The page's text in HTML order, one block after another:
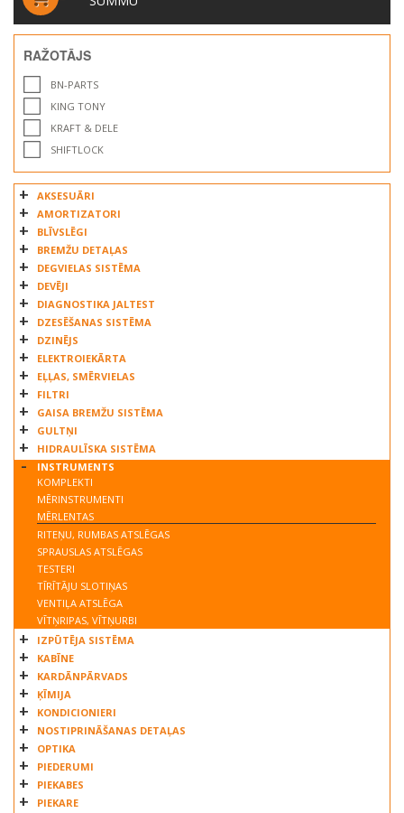
RAŽOTĀJS
BN-PARTS
KING TONY
KRAFT & DELE
SHIFTLOCK
AKSESUĀRI
AMORTIZATORI
BLĪVSLĒGI
BREMŽU DETAĻAS
DEGVIELAS SISTĒMA
DEVĒJI
DIAGNOSTIKA JALTEST
DZESĒŠANAS SISTĒMA
DZINĒJS
ELEKTROIEKĀRTA
EĻĻAS, SMĒRVIELAS
FILTRI
GAISA BREMŽU SISTĒMA
GULTŅI
HIDRAULĪSKA SISTĒMA
INSTRUMENTS
KOMPLEKTI
MĒRINSTRUMENTI
MĒRLENTAS
RITEŅU, RUMBAS ATSLĒGAS
SPRAUSLAS ATSLĒGAS
TESTERI
TĪRĪTĀJU SLOTIŅAS
VENTIĻA ATSLĒGA
VĪTŅRIPAS, VĪTŅURBI
IZPŪTĒJA SISTĒMA
KABĪNE
KARDĀNPĀRVADS
ĶĪMIJA
KONDICIONIERI
NOSTIPRINĀŠANAS DETAĻAS
OPTIKA
PIEDERUMI
PIEKABES
PIEKARE